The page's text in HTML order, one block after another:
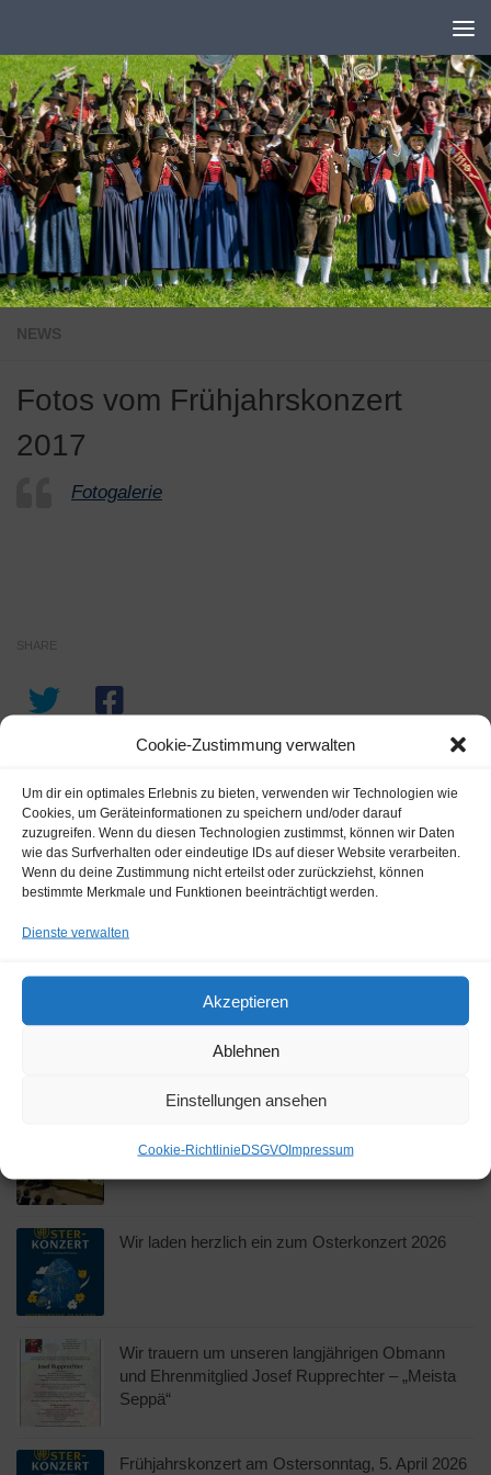
Cookie-Zustimmung verwalten
Um dir ein optimales Erlebnis zu bieten, verwenden wir Technologien wie
Cookies, um Geräteinformationen zu speichern und/oder darauf
zuzugreifen. Wenn du diesen Technologien zustimmst, können wir Daten
wie das Surfverhalten oder eindeutige IDs auf dieser Website verarbeiten.
Wenn du deine Zustimmung nicht erteilst oder zurückziehst, können
bestimmte Merkmale und Funktionen beeinträchtigt werden.
Dienste verwalten
Akzeptieren
Ablehnen
Einstellungen ansehen
Cookie-RichtlinieDSGVOImpressum
NEWS
Fotos vom Frühjahrskonzert
2017
Fotogalerie
SHARE
NEWS
Oberau
Wir laden herzlich ein zum Osterkonzert 2026
Wir trauern um unseren langjährigen Obmann
und Ehrenmitglied Josef Rupprechter – „Meista
Seppä“
Frühjahrskonzert am Ostersonntag, 5. April 2026